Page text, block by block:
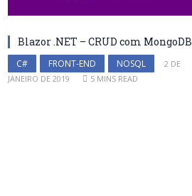
Blazor .NET – CRUD com MongoDB
C# FRONT-END NOSQL
2 DE
JANEIRO DE 2019
5 MINS READ